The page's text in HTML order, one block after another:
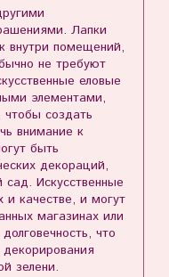
Лапки
внутри помещений,
не требуют
еловые
элементами,
создать
внимание к
быть
декораций,
Искусственные
и качестве, и могут
магазинах или
что
зелени.